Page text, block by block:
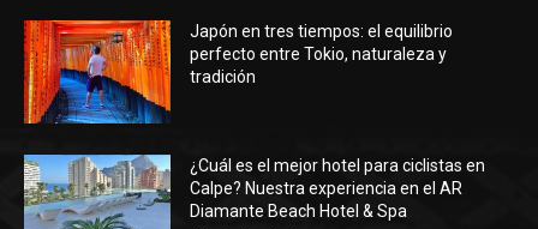
Japón en tres tiempos: el equilibrio
perfecto entre Tokio, naturaleza y
tradición
¿Cuál es el mejor hotel para ciclistas en
Calpe? Nuestra experiencia en el AR
Diamante Beach Hotel & Spa